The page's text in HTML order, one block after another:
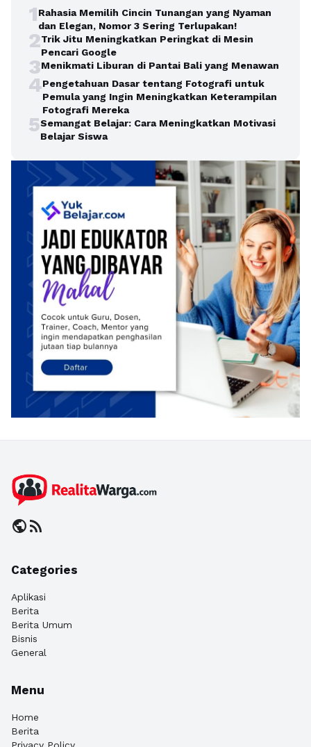
1Rahasia Memilih Cincin Tunangan yang Nyaman
dan Elegan, Nomor 3 Sering Terlupakan!
2Trik Jitu Meningkatkan Peringkat di Mesin
Pencari Google
3Menikmati Liburan di Pantai Bali yang Menawan
4Pengetahuan Dasar tentang Fotografi untuk
Pemula yang Ingin Meningkatkan Keterampilan
Fotografi Mereka
5Semangat Belajar: Cara Meningkatkan Motivasi
Belajar Siswa
publicrss_feed
Categories
Aplikasi
Berita
Berita Umum
Bisnis
General
Menu
Home
Berita